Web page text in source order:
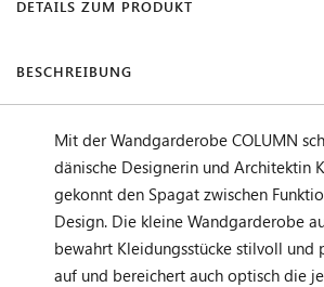
DETAILS ZUM PRODUKT
BESCHREIBUNG
Mit der Wandgarderobe COLUMN
dänische Designerin und Architektin
gekonnt den Spagat zwischen
Design. Die kleine Wandgarderobe
bewahrt Kleidungsstücke stilvoll und
auf und bereichert auch optisch die